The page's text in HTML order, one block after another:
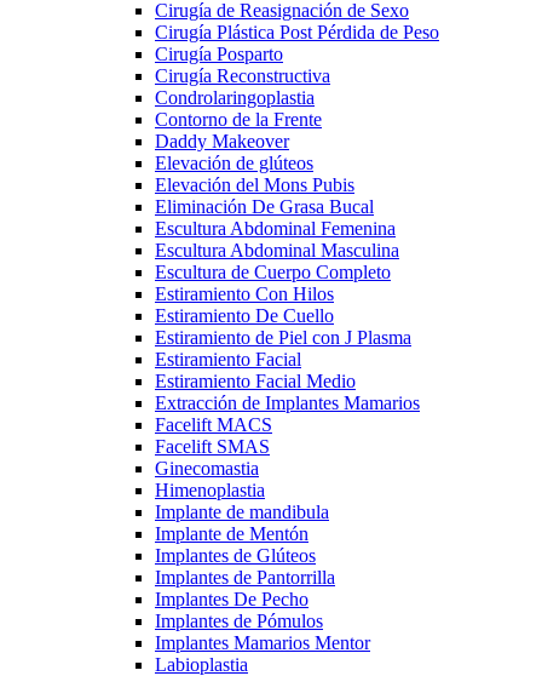
Cirugía de Reasignación de Sexo
Cirugía Plástica Post Pérdida de Peso
Cirugía Posparto
Cirugía Reconstructiva
Condrolaringoplastia
Contorno de la Frente
Daddy Makeover
Elevación de glúteos
Elevación del Mons Pubis
Eliminación De Grasa Bucal
Escultura Abdominal Femenina
Escultura Abdominal Masculina
Escultura de Cuerpo Completo
Estiramiento Con Hilos
Estiramiento De Cuello
Estiramiento de Piel con J Plasma
Estiramiento Facial
Estiramiento Facial Medio
Extracción de Implantes Mamarios
Facelift MACS
Facelift SMAS
Ginecomastia
Himenoplastia
Implante de mandibula
Implante de Mentón
Implantes de Glúteos
Implantes de Pantorrilla
Implantes De Pecho
Implantes de Pómulos
Implantes Mamarios Mentor
Labioplastia